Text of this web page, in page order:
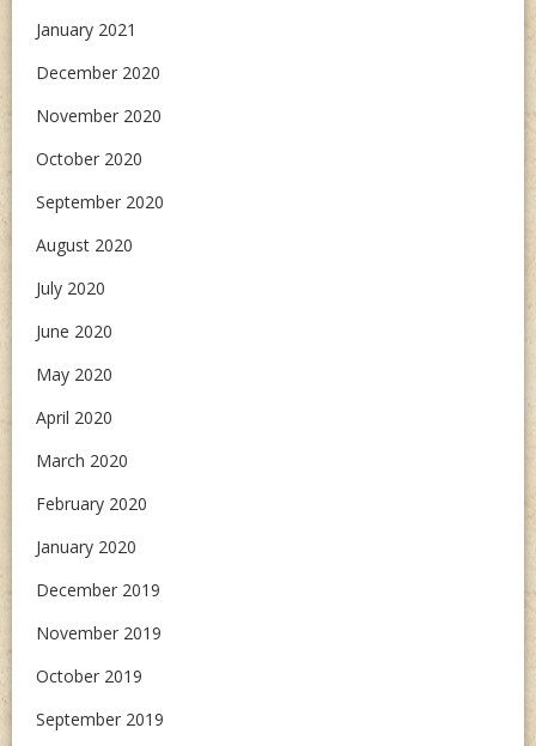
January 2021
December 2020
November 2020
October 2020
September 2020
August 2020
July 2020
June 2020
May 2020
April 2020
March 2020
February 2020
January 2020
December 2019
November 2019
October 2019
September 2019